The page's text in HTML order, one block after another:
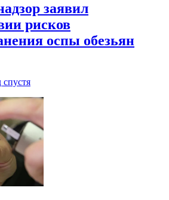
заявил
рисков
оспы обезьян
спустя